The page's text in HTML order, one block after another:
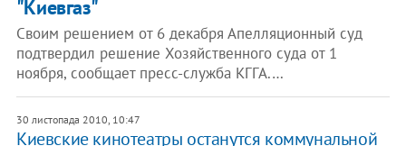
"Киевгаз"
Своим решением от 6 декабря Апелляционный суд
подтвердил решение Хозяйственного суда от 1
ноября, сообщает пресс-служба КГГА.…
30 листопада 2010, 10:47
Киевские кинотеатры останутся коммунальной